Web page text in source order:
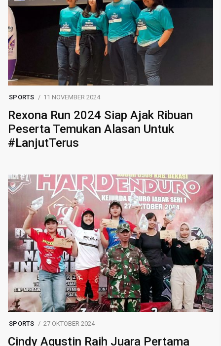
SPORTS 11 NOVEMBER 2024
Rexona Run 2024 Siap Ajak Ribuan
Peserta Temukan Alasan Untuk
#LanjutTerus
SPORTS 27 OKTOBER 2024
Cindy Agustin Raih Juara Pertama